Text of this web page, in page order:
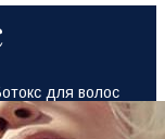
для волос